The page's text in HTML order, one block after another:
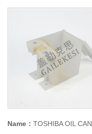
Name： TOSHIBA OIL CAN